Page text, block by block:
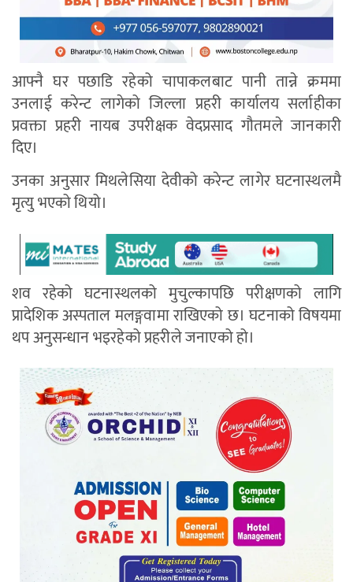
आफ्नै घर पछाडि रहेको चापाकलबाट पानी तान्ने क्रममा
उनलाई करेन्ट लागेको जिल्ला प्रहरी कार्यालय सर्लाहीका
प्रवक्ता प्रहरी नायब उपरीक्षक वेदप्रसाद गौतमले जानकारी
दिए।
उनका अनुसार मिथलेसिया देवीको करेन्ट लागेर घटनास्थलमै
मृत्यु भएको थियो।
शव रहेको घटनास्थलको मुचुल्कापछि परीक्षणको लागि
प्रादेशिक अस्पताल मलङ्गवामा राखिएको छ। घटनाको विषयमा
थप अनुसन्धान भइरहेको प्रहरीले जनाएको हो।